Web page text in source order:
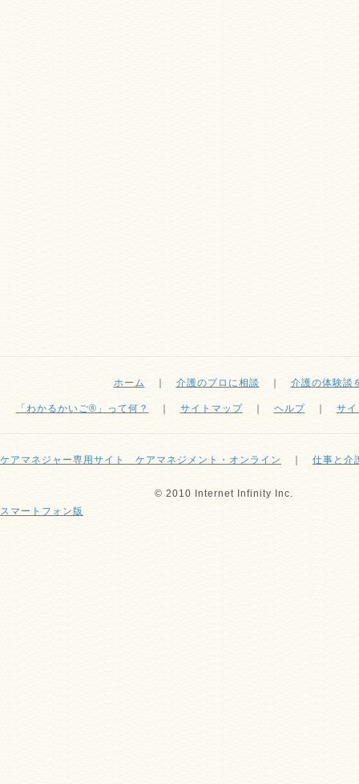
ホーム 介護のプロに相談 介護の体験談
「わかるかいご®」って何？ サイトマップ｜ ヘルプ｜ サ
ケアマネジャー専用サイト ケアマネジメント・オンライン 仕事と介
© 2010 Internet Infinity Inc.
スマートフォン版